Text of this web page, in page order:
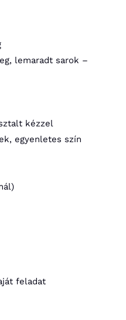
lemaradt sarok –
kézzel
egyenletes szín
feladat